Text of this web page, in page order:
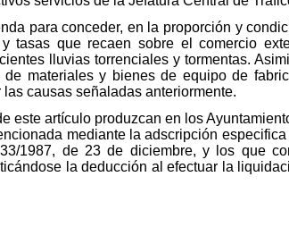
para conceder, en la proporción y
tasas que recaen sobre el comercio
lluvias torrenciales y tormentas.
materiales y bienes de equipo de
causas señaladas anteriormente.
este artículo produzcan en los
mediante la adscripción
1987, de 23 de diciembre, y los que
la deducción al efectuar la